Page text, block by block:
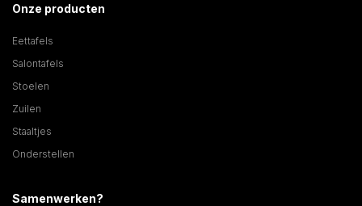
Onze producten
Eettafels
Salontafels
Stoelen
Zuilen
Staaltjes
Onderstellen
Samenwerken?